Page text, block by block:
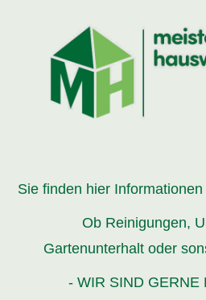
Sie finden hier
Ob Reinigungen,
Gartenunterhalt oder
- WIR SIND GERNE